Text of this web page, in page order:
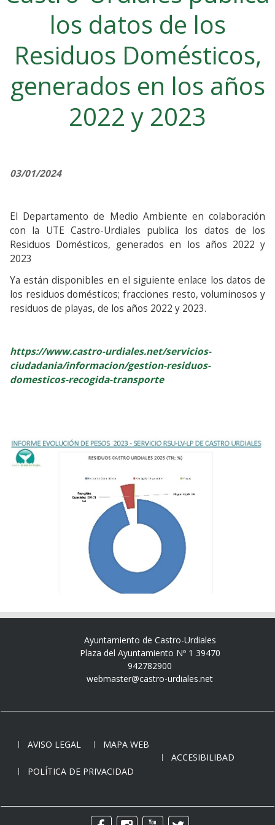
los datos de los
Residuos Domésticos,
generados en los años
2022 y 2023
03/01/2024
El Departamento de Medio Ambiente en colaboración
con la UTE Castro-Urdiales publica los datos de los
Residuos Domésticos, generados en los años 2022 y
2023
Ya están disponibles en el siguiente enlace los datos de
los residuos domésticos; fracciones resto, voluminosos y
residuos de playas, de los años 2022 y 2023.
https://www.castro-urdiales.net/servicios-
ciudadania/informacion/gestion-residuos-
domesticos-recogida-transporte
Ayuntamiento de Castro-Urdiales
Plaza del Ayuntamiento Nº 1 39470
942782900
webmaster@castro-urdiales.net
AVISO LEGAL
MAPA WEB
ACCESIBILIBAD
POLÍTICA DE PRIVACIDAD